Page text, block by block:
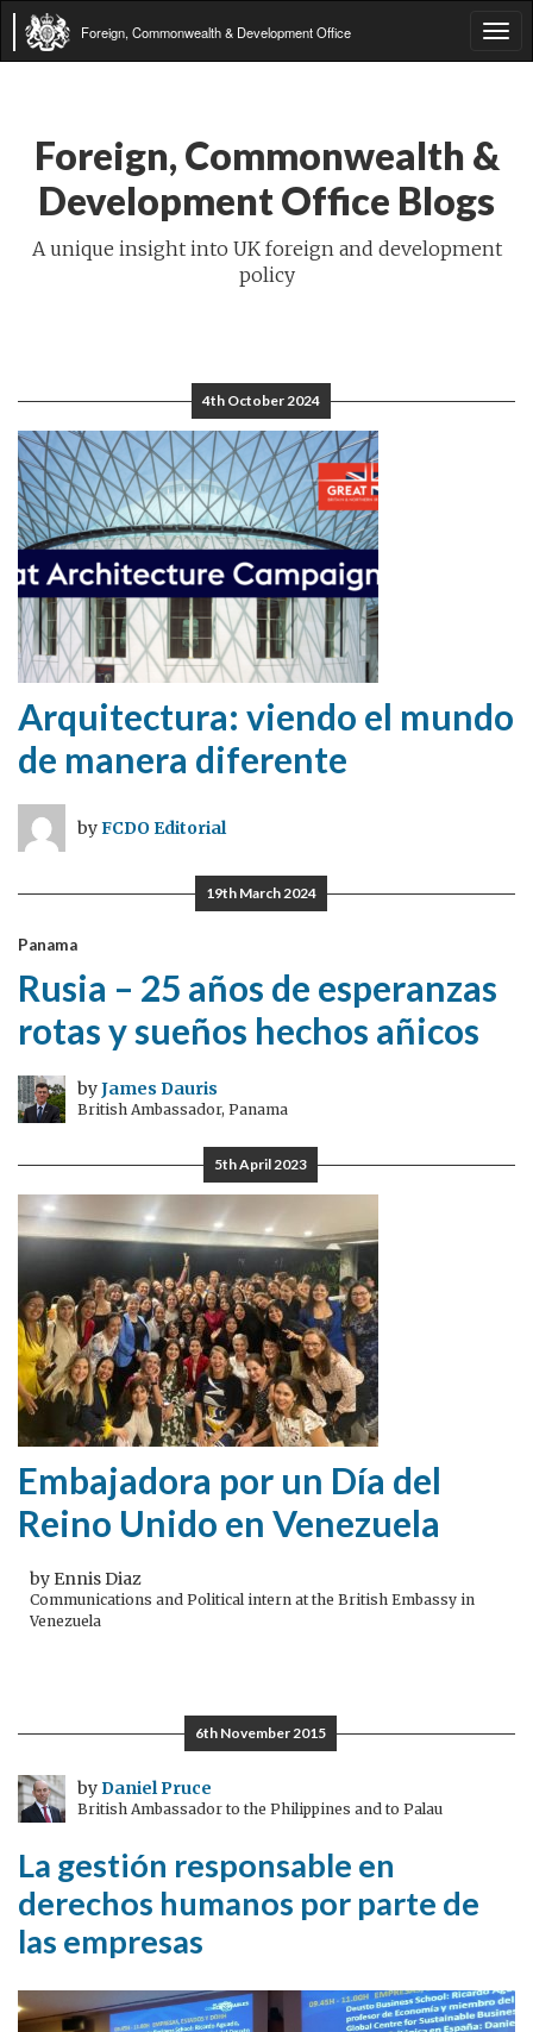
Foreign, Commonwealth & Development Office
Foreign, Commonwealth &
Development Office Blogs
A unique insight into UK foreign and development
policy
4th October 2024
Arquitectura: viendo el mundo
de manera diferente
byFCDO Editorial
19th March 2024
Panama
Rusia – 25 años de esperanzas
rotas y sueños hechos añicos
byJames Dauris
British Ambassador, Panama
5th April 2023
Embajadora por un Día del
Reino Unido en Venezuela
by Ennis Diaz
Communications and Political intern at the British Embassy in
Venezuela
6th November 2015
byDaniel Pruce
British Ambassador to the Philippines and to Palau
La gestión responsable en
derechos humanos por parte de
las empresas